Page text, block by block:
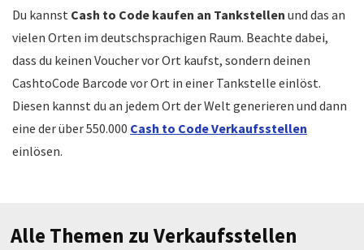
Du kannst Cash to Code kaufen an Tankstellen und das an
vielen Orten im deutschsprachigen Raum. Beachte dabei,
dass du keinen Voucher vor Ort kaufst, sondern deinen
CashtoCode Barcode vor Ort in einer Tankstelle einlöst.
Diesen kannst du an jedem Ort der Welt generieren und dann
eine der über 550.000 Cash to Code Verkaufsstellen
einlösen.
Alle Themen zu Verkaufsstellen